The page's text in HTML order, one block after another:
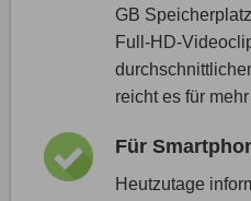
GB
Full-HD-
reicht es für
Für
Heutzutage